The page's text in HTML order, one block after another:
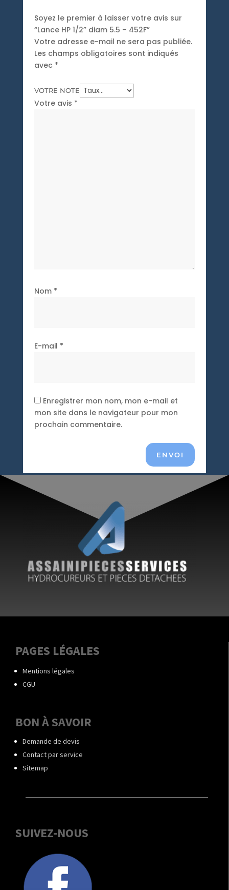
Soyez le premier à laisser votre avis sur
“Lance HP 1/2” diam 5.5 – 452F”
Votre adresse e-mail ne sera pas publiée.
Les champs obligatoires sont indiqués
avec *
VOTRE NOTE
Votre avis *
Nom *
E-mail *
Enregistrer mon nom, mon e-mail et
mon site dans le navigateur pour mon
prochain commentaire.
ENVOI
PAGES LÉGALES
Mentions légales
CGU
BON À SAVOIR
Demande de devis
Contact par service
Sitemap
SUIVEZ-NOUS